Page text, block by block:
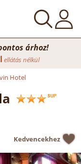
árhoz!
ellátás nélkül
Hotel
Kedvencekhez